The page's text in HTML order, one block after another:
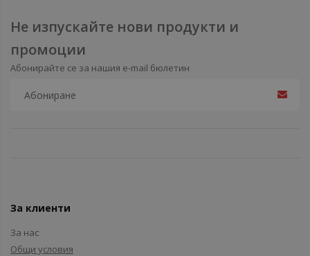
Не изпускайте нови продукти и
промоции
Абонирайте се за нашия e-mail бюлетин
За клиенти
За нас
Общи условия